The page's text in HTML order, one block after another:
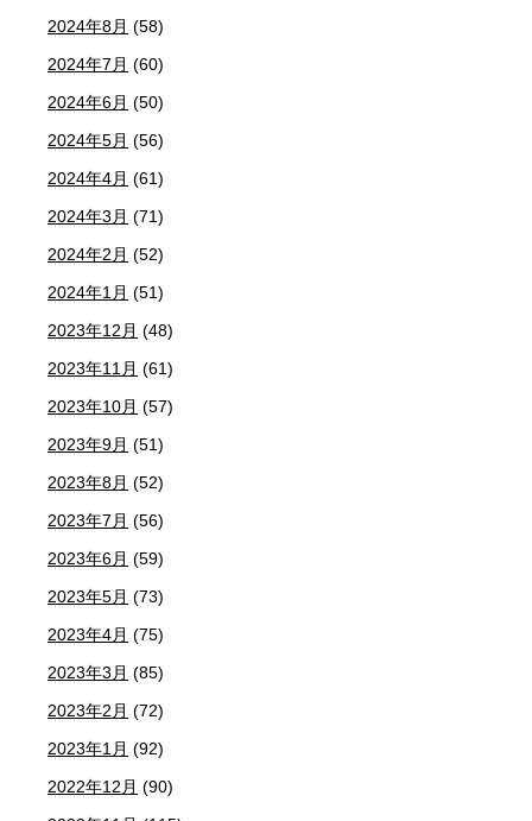
2024年8月 (58)
2024年7月 (60)
2024年6月 (50)
2024年5月 (56)
2024年4月 (61)
2024年3月 (71)
2024年2月 (52)
2024年1月 (51)
2023年12月 (48)
2023年11月 (61)
2023年10月 (57)
2023年9月 (51)
2023年8月 (52)
2023年7月 (56)
2023年6月 (59)
2023年5月 (73)
2023年4月 (75)
2023年3月 (85)
2023年2月 (72)
2023年1月 (92)
2022年12月 (90)